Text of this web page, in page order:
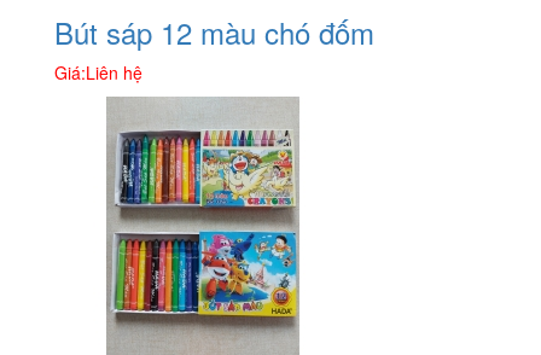
Bút sáp 12 màu chó đốm
Giá:Liên hệ